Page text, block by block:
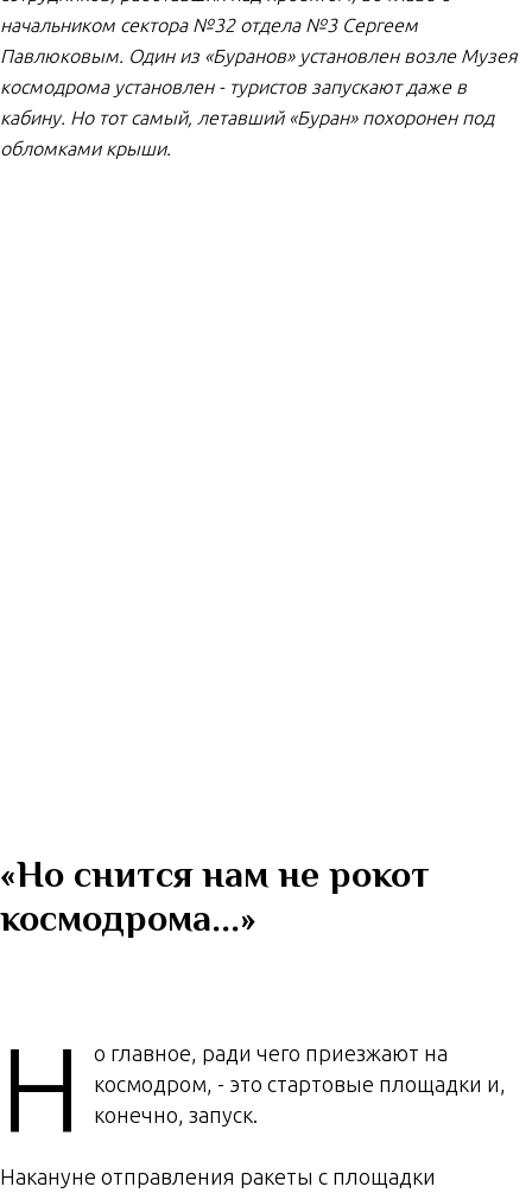
начальником сектора №32 отдела №3 Сергеем
Павлюковым. Один из «Буранов» установлен возле Музея
космодрома установлен - туристов запускают даже в
кабину. Но тот самый, летавший «Буран» похоронен под
обломками крыши.
«Но снится нам не рокот
космодрома...»
Н
о главное, ради чего приезжают на
космодром, - это стартовые площадки и,
конечно, запуск.
Накануне отправления ракеты с площадки